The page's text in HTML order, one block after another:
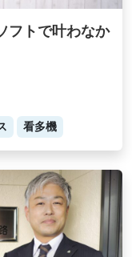
フトで叶わなか
看多機